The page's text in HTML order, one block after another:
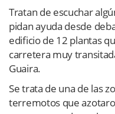
Tratan de escuchar
pidan ayuda desde
edificio de 12 plantas
carretera muy
Guaira.
Se trata de una de las
terremotos que